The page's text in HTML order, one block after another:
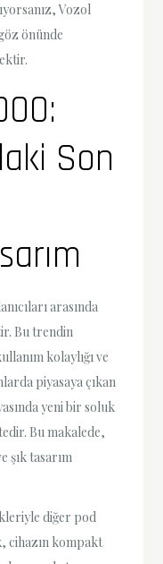
Vozol
önünde
Son
arasında
Bu trendin
kolaylığı ve
piyasaya çıkan
yeni bir soluk
Bu makalede,
şık tasarım
diğer pod
cihazın kompakt